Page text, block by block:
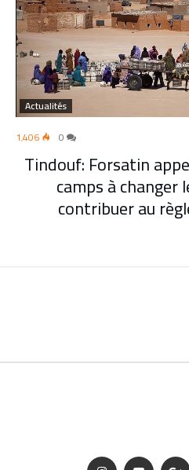
Actualités
1٬406
Tindouf: Forsatin
camps à
contribuer au